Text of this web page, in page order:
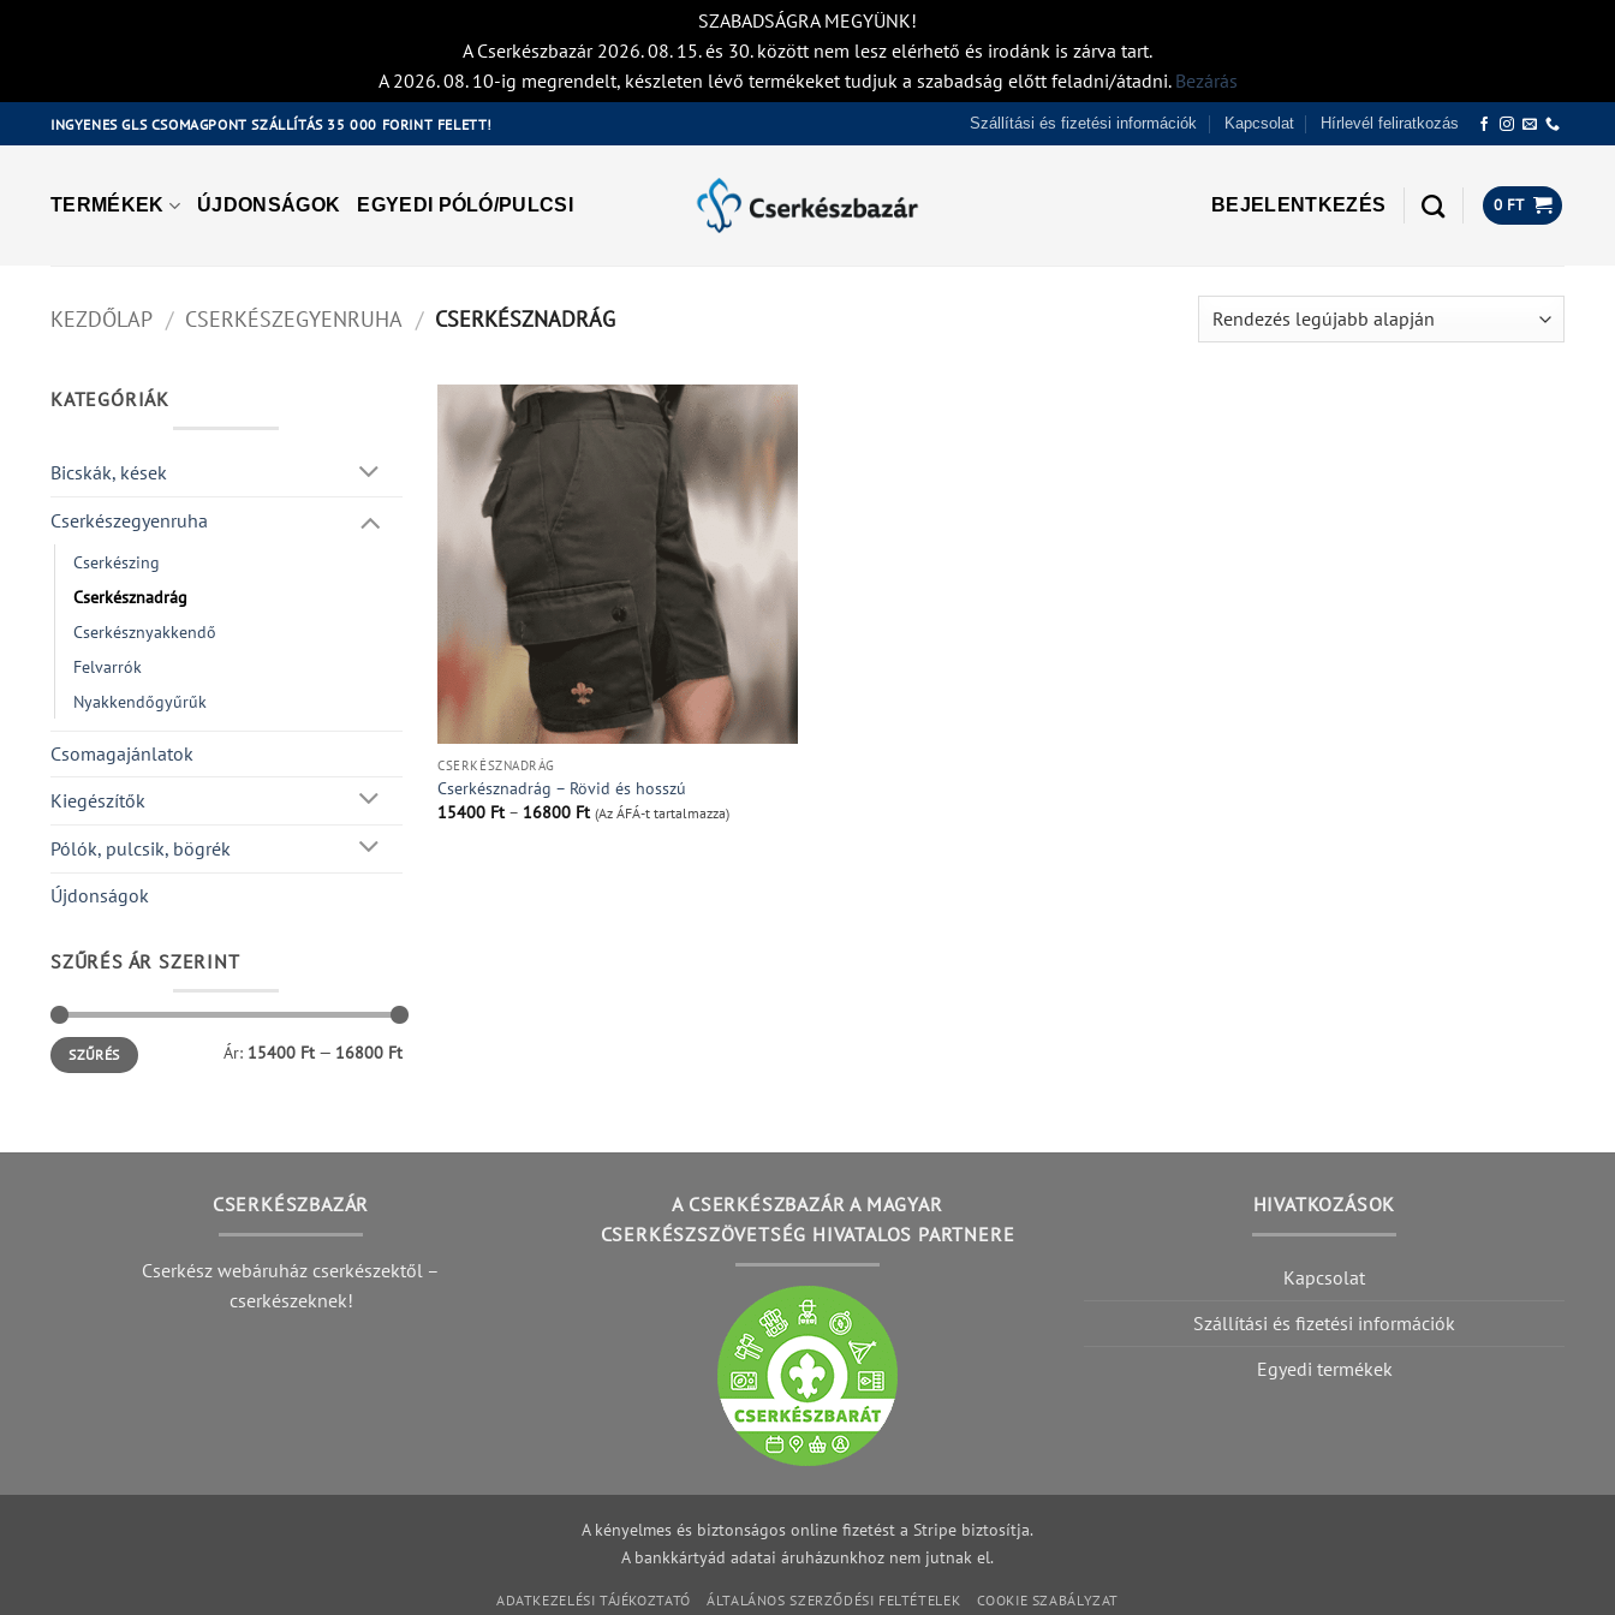
SZABADSÁGRA MEGYÜNK!
A Cserkészbazár 2026. 08. 15. és 30. között nem lesz elérhető és irodánk is zárva tart.
A 2026. 08. 10-ig megrendelt, készleten lévő termékeket tudjuk a szabadság előtt feladni/átadni. Bezárás
to
INGYENES GLS CSOMAGPONT SZÁLLÍTÁS 35 000 FORINT FELETT! Szállítási és fizetési információk Kapcsolat Hírlevél feliratkozás
TERMÉKEK ÚJDONSÁGOK EGYEDI PÓLÓ/PULCSI BEJELENTKEZÉS 0 FT
KEZDŐLAP / CSERKÉSZEGYENRUHA / CSERKÉSZNADRÁG
KATEGÓRIÁK
Bicskák, kések
Cserkészegyenruha
Cserkészing
Cserkésznadrág
Cserkésznyakkendő
Felvarrók
Nyakkendőgyűrűk
Csomagajánlatok
Kiegészítők
Pólók, pulcsik, bögrék
Újdonságok
SZŰRÉS ÁR SZERINT
Min
ár
Max
ár SZŰRÉS Ár: 15400 Ft— 16800 Ft
CSERKÉSZNADRÁG
Cserkésznadrág – Rövid és hosszú
15400 Ft – 16800 FtPrice
range:
(Az ÁFÁ-t tartalmazza)
CSERKÉSZBAZÁR
Cserkész webáruház cserkészektől –
cserkészeknek!
A CSERKÉSZBAZÁR A MAGYAR
CSERKÉSZSZÖVETSÉG HIVATALOS PARTNERE
HIVATKOZÁSOK
Kapcsolat
Szállítási és fizetési információk
Egyedi termékek
A kényelmes és biztonságos online fizetést a Stripe biztosítja.
A bankkártyád adatai áruházunkhoz nem jutnak el.
ADATKEZELÉSI TÁJÉKOZTATÓ ÁLTALÁNOS SZERZŐDÉSI FELTÉTELEK COOKIE SZABÁLYZAT